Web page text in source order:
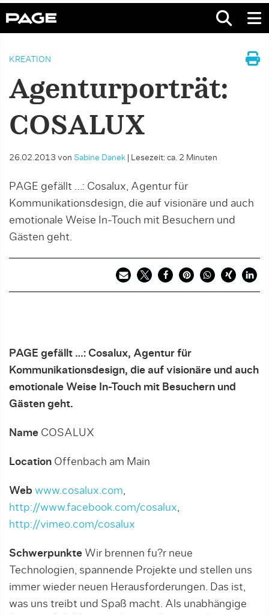
KREATION
Agenturporträt:
COSALUX
26.02.2013 von Sabine Danek Lesezeit: ca. 2 Minuten
PAGE gefällt …: Cosalux, Agentur für
Kommunikationsdesign, die auf visionäre und auch
emotionale Weise In-Touch mit Besuchern und
Gästen geht.
PAGE gefällt …: Cosalux, Agentur für
Kommunikationsdesign, die auf visionäre und auch
emotionale Weise In-Touch mit Besuchern und
Gästen geht.
Name COSALUX
Location Offenbach am Main
Web www.cosalux.com,
http://www.facebook.com/cosalux,
http://vimeo.com/cosalux
Schwerpunkte Wir brennen fu?r neue
Technologien, spannende Projekte und stellen uns
immer wieder neuen Herausforderungen. Das ist,
was uns treibt und Spaß macht. Als unabhängige